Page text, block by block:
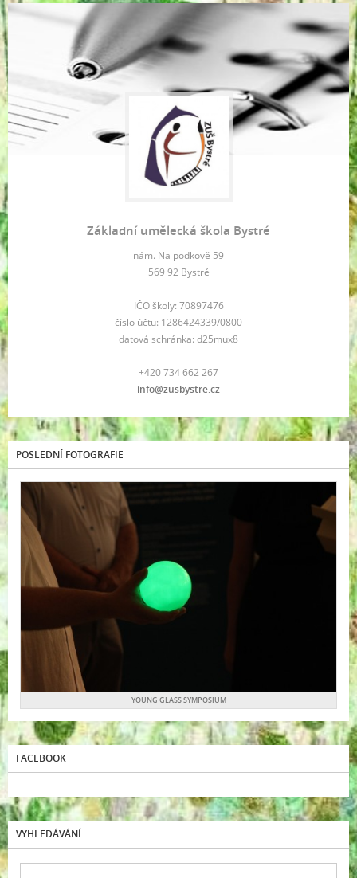
Základní umělecká škola Bystré
nám. Na podkově 59
569 92 Bystré
IČO školy: 70897476
číslo účtu: 1286424339/0800
datová schránka: d25mux8
+420 734 662 267
info@zusbystre.cz
POSLEDNÍ FOTOGRAFIE
YOUNG GLASS SYMPOSIUM
FACEBOOK
VYHLEDÁVÁNÍ